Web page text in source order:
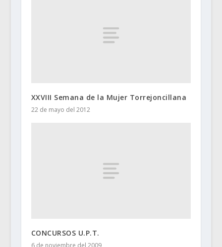
XXVIII Semana de la Mujer Torrejoncillana
22 de mayo del 2012
CONCURSOS U.P.T.
6 de noviembre del 2009